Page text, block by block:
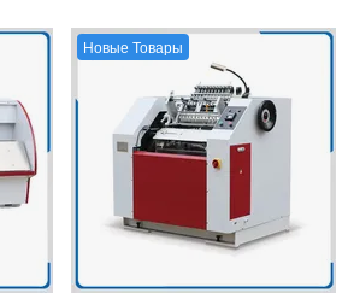
Новые Товары